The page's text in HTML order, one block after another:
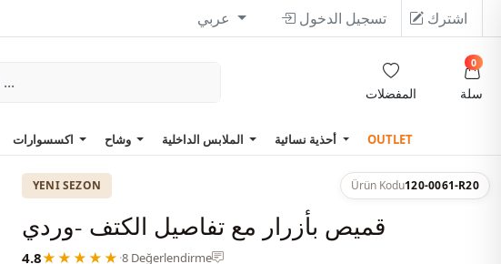
تسجيل الدخول اشترك
المفضلات سلة
0
OUTLET
YENI SEZON Ürün Kodu120-0061-R20
قميص بأزرار مع تفاصيل الكتف -وردي
4.8★★★★★ ·8 Değerlendirme